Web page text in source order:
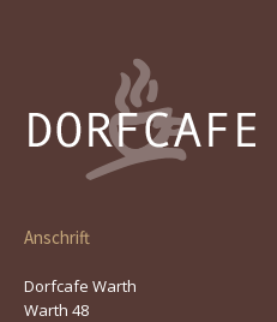
Anschrift
Dorfcafe Warth
Warth 48